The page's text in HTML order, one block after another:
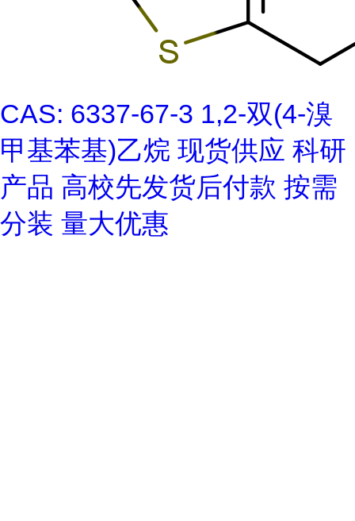
CAS: 6337-67-3 1,2-双(4-溴
甲基苯基)乙烷 现货供应 科研
产品 高校先发货后付款 按需
分装 量大优惠